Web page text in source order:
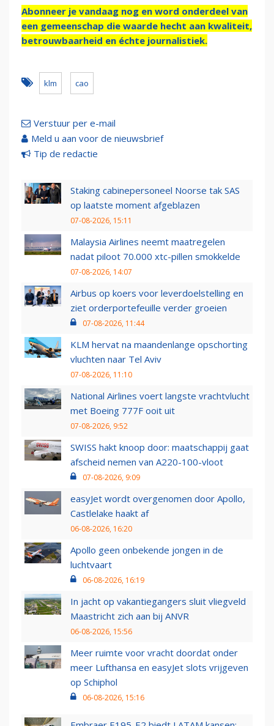
Abonneer je vandaag nog en word onderdeel van
een gemeenschap die waarde hecht aan kwaliteit,
betrouwbaarheid en échte journalistiek.
klm cao
Verstuur per e-mail
Meld u aan voor de nieuwsbrief
Tip de redactie
Staking cabinepersoneel Noorse tak SAS
op laatste moment afgeblazen
07-08-2026, 15:11
Malaysia Airlines neemt maatregelen
nadat piloot 70.000 xtc-pillen smokkelde
07-08-2026, 14:07
Airbus op koers voor leverdoelstelling en
ziet orderportefeuille verder groeien
07-08-2026, 11:44
KLM hervat na maandenlange opschorting
vluchten naar Tel Aviv
07-08-2026, 11:10
National Airlines voert langste vrachtvlucht
met Boeing 777F ooit uit
07-08-2026, 9:52
SWISS hakt knoop door: maatschappij gaat
afscheid nemen van A220-100-vloot
07-08-2026, 9:09
easyJet wordt overgenomen door Apollo,
Castlelake haakt af
06-08-2026, 16:20
Apollo geen onbekende jongen in de
luchtvaart
06-08-2026, 16:19
In jacht op vakantiegangers sluit vliegveld
Maastricht zich aan bij ANVR
06-08-2026, 15:56
Meer ruimte voor vracht doordat onder
meer Lufthansa en easyJet slots vrijgeven
op Schiphol
06-08-2026, 15:16